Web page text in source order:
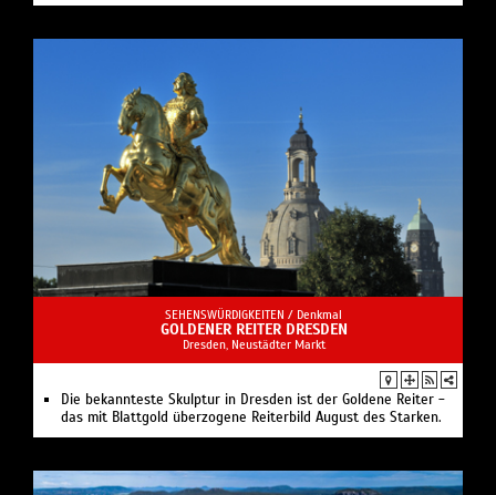
SEHENSWÜRDIGKEITEN / Denkmal
GOLDENER REITER DRESDEN
Dresden, Neustädter Markt
Die bekannteste Skulptur in Dresden ist der Goldene Reiter -
das mit Blattgold überzogene Reiterbild August des Starken.